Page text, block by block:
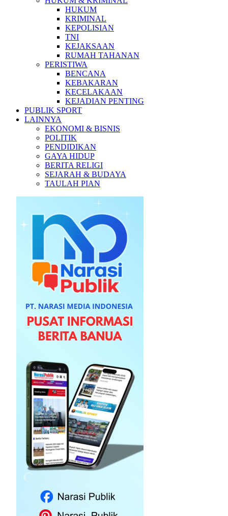
HUKUM
KRIMINAL
KEPOLISIAN
TNI
KEJAKSAAN
RUMAH TAHANAN
PERISTIWA
BENCANA
KEBAKARAN
KECELAKAAN
KEJADIAN PENTING
PUBLIK SPORT
LAINNYA
EKONOMI & BISNIS
POLITIK
PENDIDIKAN
GAYA HIDUP
BERITA RELIGI
SEJARAH & BUDAYA
TAULAH PIAN